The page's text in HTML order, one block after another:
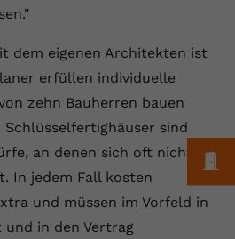
dem eigenen Architekten ist
erfüllen individuelle
zehn Bauherren bauen
sind
an denen sich oft nicht
In jedem Fall kosten
und müssen im Vorfeld in
in den Vertrag
Unter anderem eine
generierte ID, für die
Speicherung Ihrer
Einstellungen, falls der
Betreiber dies eingestellt
und statistische
zu erfassen.
Ads
Google Ads für das
Tracking verwendet, um
der Nutzung auf unserer
zuzuordnen.
anzeigen
Website externe Inhalte,
anzubieten.
anzeigen